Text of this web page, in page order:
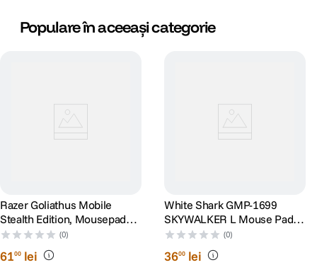
Populare în aceeași categorie
Razer Goliathus Mobile
Stealth Edition, Mousepad
gaming
(0)
6100 lei
White Shark GMP-1699
SKYWALKER L Mouse Pad
400 x 300mm
(0)
3600 lei